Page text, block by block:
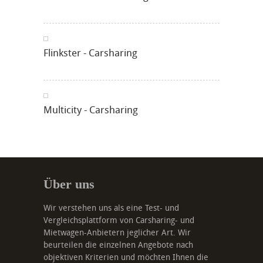
Flinkster - Carsharing
Multicity - Carsharing
Über uns
Wir verstehen uns als eine Test- und
Vergleichsplattform von Carsharing- und
Mietwagen-Anbietern jeglicher Art. Wir
beurteilen die einzelnen Angebote nach
objektiven Kriterien und möchten Ihnen die